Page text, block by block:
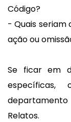
Código?
- Quais seriam
ação ou
Se ficar em
Relatos.